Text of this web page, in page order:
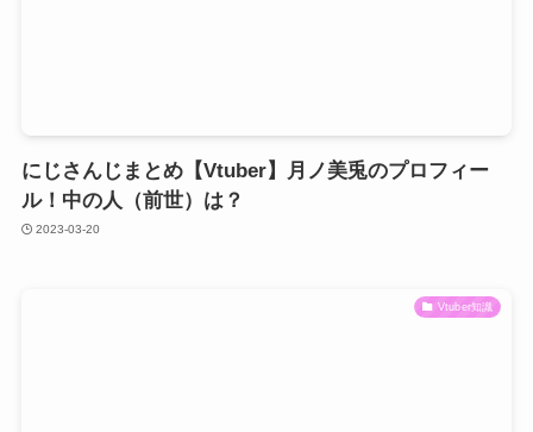
にじさんじまとめ【Vtuber】月ノ美兎のプロフィー
ル！中の人（前世）は？
2023-03-20
Vtuber知識